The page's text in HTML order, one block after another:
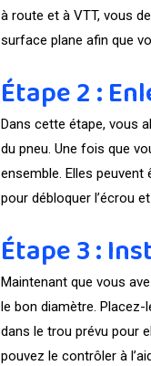
à route et à VTT, vous
surface plane afin que
Étape 2 :
Dans cette étape, vous
du pneu. Une fois que
ensemble. Elles
pour débloquer l’écrou
Étape 3 :
Maintenant que vous
le bon diamètre.
dans le trou prévu pour
pouvez le contrôler à